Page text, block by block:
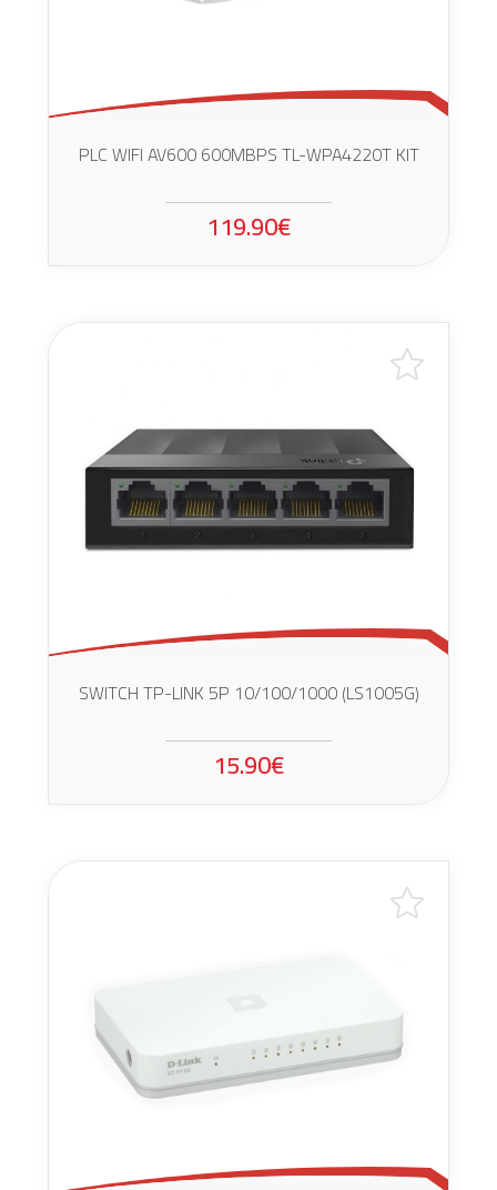
PLC WIFI AV600 600MBPS TL-WPA4220T KIT
119.90€
SWITCH TP-LINK 5P 10/100/1000 (LS1005G)
15.90€